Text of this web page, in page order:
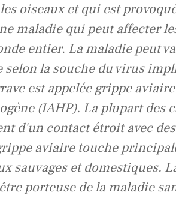
oiseaux et qui est
maladie qui peut affecter
entier. La maladie peut
selon la souche du virus
est appelée grippe aviaire
(IAHP). La plupart des
d'un contact étroit avec
aviaire touche
sauvages et domestiques.
porteuse de la maladie